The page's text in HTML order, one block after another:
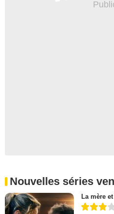
Nouvelles séries
La mère